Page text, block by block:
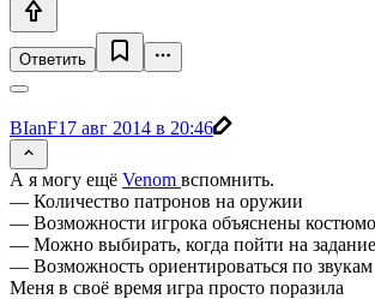
Ответить
BIanF17 авг 2014 в 20:46
А я могу ещё Venom вспомнить.
— Количество патронов на оружии
— Возможности игрока объяснены
— Можно выбирать, когда пойти на
— Возможность ориентироваться по звукам
Меня в своё время игра просто поразила